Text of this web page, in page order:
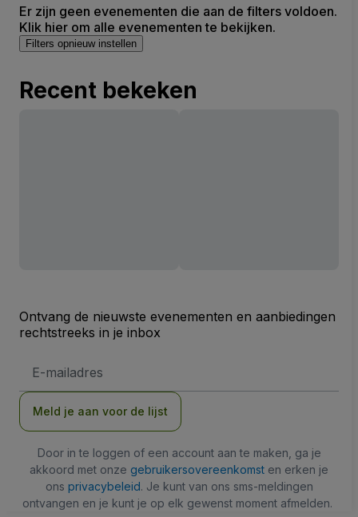
Er zijn geen evenementen die aan de filters voldoen.
Klik hier om alle evenementen te bekijken.
Filters opnieuw instellen
Recent bekeken
Ontvang de nieuwste evenementen en aanbiedingen
rechtstreeks in je inbox
mailadres
Meld je aan voor de lijst
Door in te loggen of een account aan te maken, ga je
akkoord met onze gebruikersovereenkomst en erken je
ons privacybeleid. Je kunt van ons sms-meldingen
ontvangen en je kunt je op elk gewenst moment afmelden.